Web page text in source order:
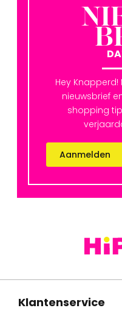
Hey
nieuwsbrief
shopping
Aanmelden
Klantenservice